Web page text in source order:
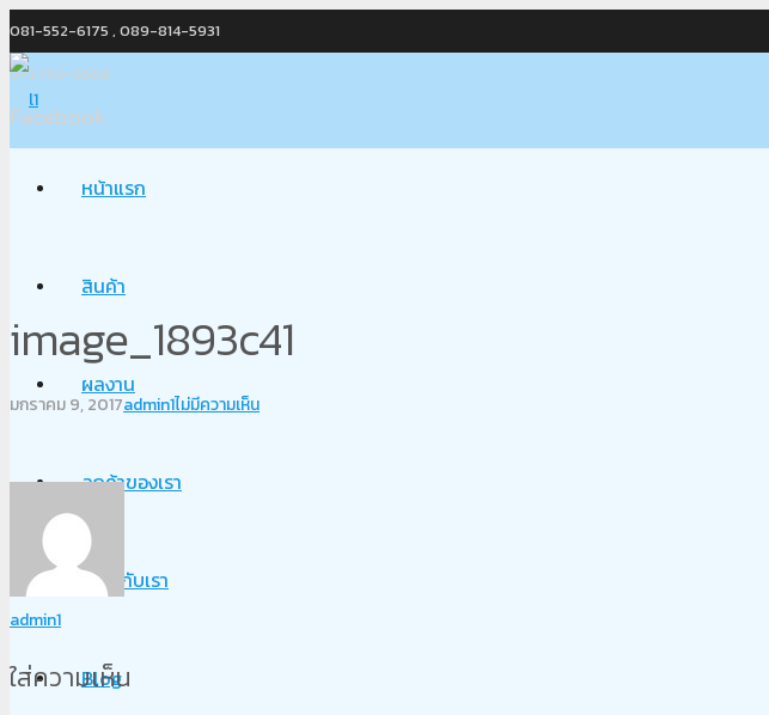
081-552-6175 , 089-814-5931
0-2750-5568
Facebook
หน้าแรก
สินค้า
ผลงาน
ลูกค้าของเรา
เกี่ยวกับเรา
Blog
image_1893c41
มกราคม 9, 2017admin1ไม่มีความเห็น
admin1
ใส่ความเห็น